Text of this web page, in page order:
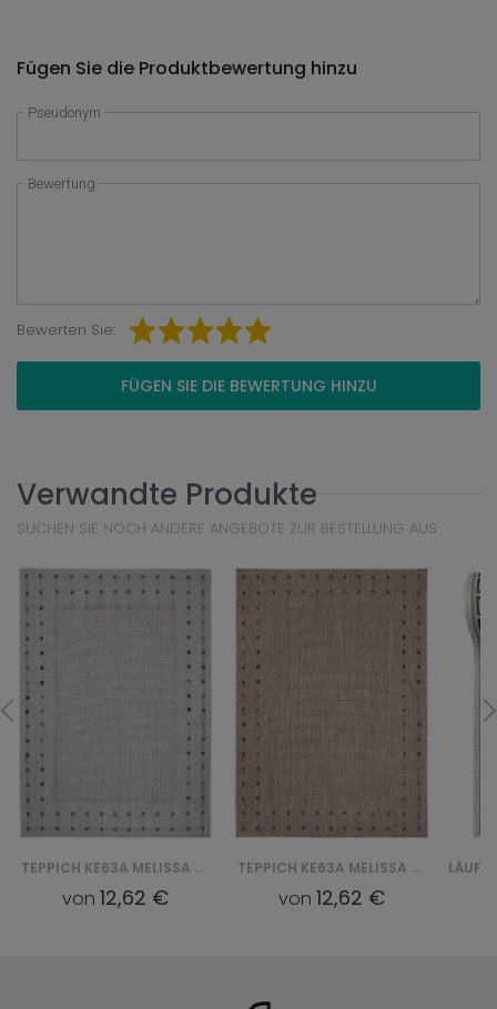
Fügen Sie die Produktbewertung hinzu
Pseudonym
Bewertung
Bewerten Sie:
FÜGEN SIE DIE BEWERTUNG HINZU
Verwandte Produkte
SUCHEN SIE NOCH ANDERE ANGEBOTE ZUR BESTELLUNG AUS
TEPPICH KE63A MELISSA MAA - SZARY
von12,62 €
TEPPICH KE63A MELISSA MAA - BRĄZOWY
von 12,62 €